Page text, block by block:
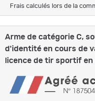
Frais calculés lors de la
Arme de catégorie C,
d'identité en cours de
licence de tir sportif